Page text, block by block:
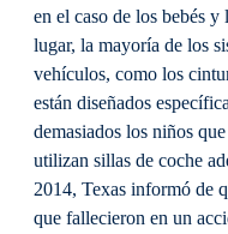
en el caso de los bebés
lugar, la mayoría de los
vehículos, como los
están diseñados
demasiados los niños
utilizan sillas de coche
2014, Texas informó de
que fallecieron en un